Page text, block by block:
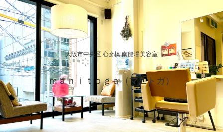
大阪市中央区 心斎橋 南船場美容室
ｍａｎｉｔｏｇａ（マニトガ）